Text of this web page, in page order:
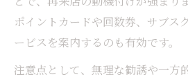
ポイントカードや回数券、サブス
ービスを案内するのも有効です。
注意点として、無理な勧誘や一方